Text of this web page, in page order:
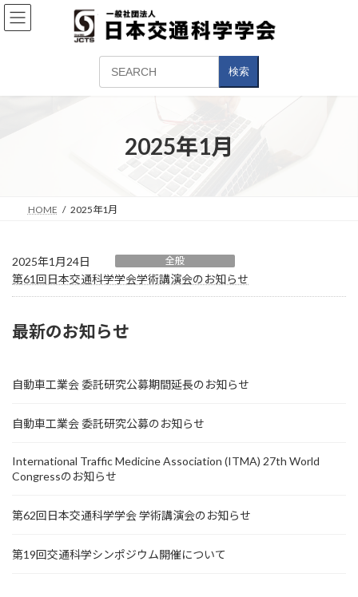
コ
ン
ナ
ビ
検索
2025年1月
HOME 2025年1月
2025年1月24日 全般
第61回日本交通科学学会学術講演会のお知らせ
最新のお知らせ
自動車工業会 委託研究公募期間延長のお知らせ
自動車工業会 委託研究公募のお知らせ
International Traffic Medicine Association (ITMA) 27th World
Congressのお知らせ
第62回日本交通科学学会 学術講演会のお知らせ
第19回交通科学シンポジウム開催について